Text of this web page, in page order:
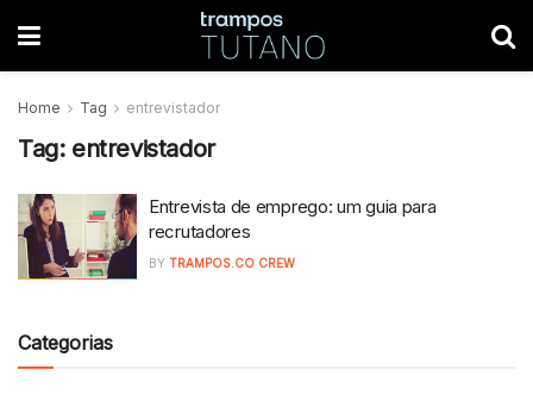
Home Tag entrevistador
Tag: entrevistador
Entrevista de emprego: um guia para
recrutadores
BY TRAMPOS.CO CREW
Categorias